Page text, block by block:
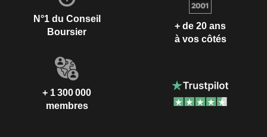
N°1 du Conseil
Boursier
+ de 20 ans
à vos côtés
+ 1 300 000
membres